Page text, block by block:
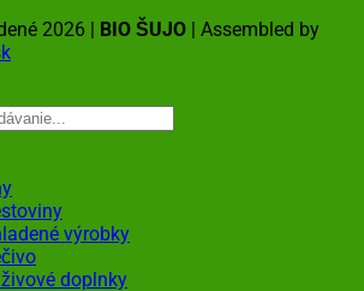
2026 | BIO ŠUJO | Assembled by
výrobky
doplnky